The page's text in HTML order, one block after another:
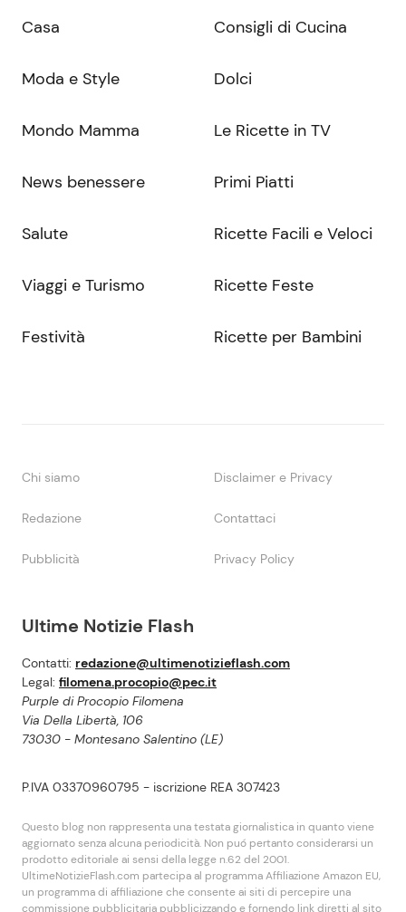
Ultime Notizie Flash
Contatti: redazione@ultimenotizieflash.com
Legal: filomena.procopio@pec.it
Purple di Procopio Filomena
Via Della Libertà, 106
73030 - Montesano Salentino (LE)
P.IVA 03370960795 - iscrizione REA 307423
Questo blog non rappresenta una testata giornalistica in quanto viene
aggiornato senza alcuna periodicità. Non puó pertanto considerarsi un
prodotto editoriale ai sensi della legge n.62 del 2001.
UltimeNotizieFlash.com partecipa al programma Affiliazione Amazon EU,
un programma di affiliazione che consente ai siti di percepire una
commissione pubblicitaria pubblicizzando e fornendo link diretti al sito
Casa
Moda e Style
Mondo Mamma
News benessere
Salute
Viaggi e Turismo
Festività
Consigli di Cucina
Dolci
Le Ricette in TV
Primi Piatti
Ricette Facili e Veloci
Ricette Feste
Ricette per Bambini
Chi siamo Disclaimer e Privacy
Redazione Contattaci
Pubblicità Privacy Policy